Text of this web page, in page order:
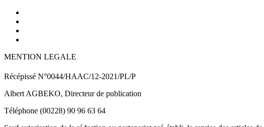
MENTION LEGALE
Récépissé N°0044/HAAC/12-2021/PL/P
Albert AGBEKO, Directeur de publication
Téléphone (00228) 90 96 63 64